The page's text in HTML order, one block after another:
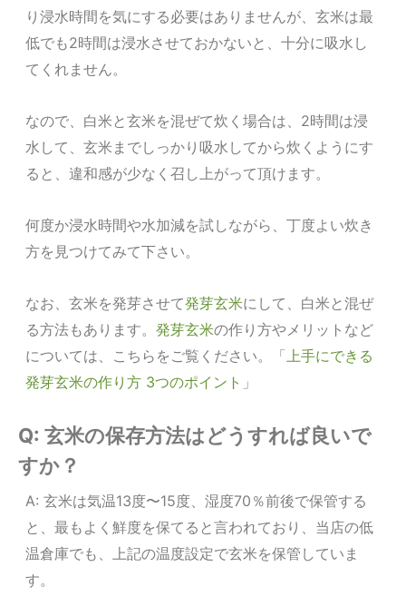
り浸水時間を気にする必要はありませんが、玄米は最
低でも2時間は浸水させておかないと、十分に吸水し
てくれません。
なので、白米と玄米を混ぜて炊く場合は、2時間は浸
水して、玄米までしっかり吸水してから炊くようにす
ると、違和感が少なく召し上がって頂けます。
何度か浸水時間や水加減を試しながら、丁度よい炊き
方を見つけてみて下さい。
なお、玄米を発芽させて発芽玄米にして、白米と混ぜ
る方法もあります。発芽玄米の作り方やメリットなど
については、こちらをご覧ください。「 上手にできる
発芽玄米の作り方 3つのポイント 」
Q: 玄米の保存方法はどうすれば良いで
すか？
A: 玄米は気温13度〜15度、湿度70％前後で保管する
と、最もよく鮮度を保てると言われており、当店の低
温倉庫でも、上記の温度設定で玄米を保管していま
す。